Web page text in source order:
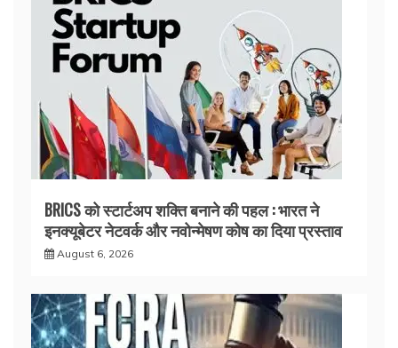
BRICS को स्टार्टअप शक्ति बनाने की पहल : भारत ने
इनक्यूबेटर नेटवर्क और नवोन्मेषण कोष का दिया प्रस्ताव
August 6, 2026